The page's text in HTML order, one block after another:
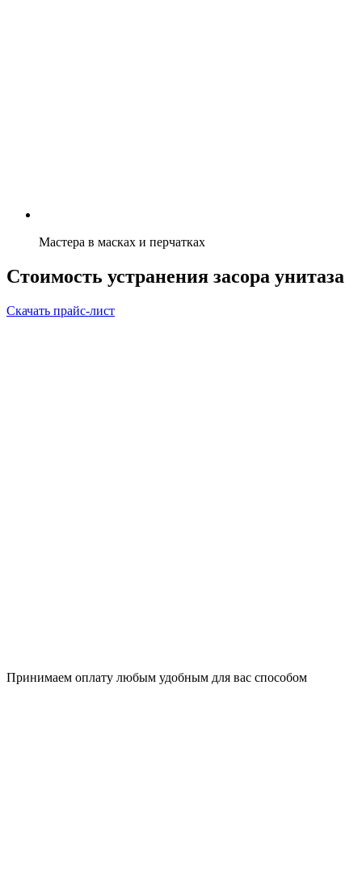
Мастера в масках и перчатках
Стоимость устранения засора унитаза
Скачать прайс-лист
Принимаем оплату любым удобным для вас способом